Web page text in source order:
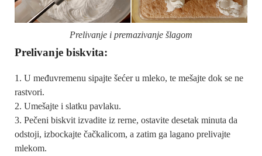
Prelivanje i premazivanje šlagom
Prelivanje biskvita:
U međuvremenu sipajte šećer u mleko, te mešajte dok se ne
rastvori.
Umešajte i slatku pavlaku.
Pečeni biskvit izvadite iz rerne, ostavite desetak minuta da
odstoji, izbockajte čačkalicom, a zatim ga lagano prelivajte
mlekom.